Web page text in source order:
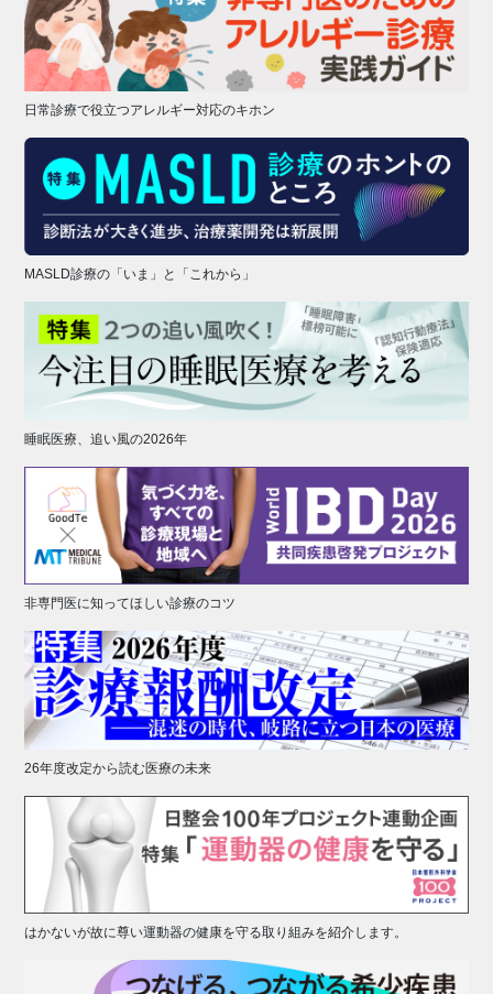
日常診療で役立つアレルギー対応のキホン
MASLD診療の「いま」と「これから」
睡眠医療、追い風の2026年
非専門医に知ってほしい診療のコツ
26年度改定から読む医療の未来
はかないが故に尊い運動器の健康を守る取り組みを紹介します。